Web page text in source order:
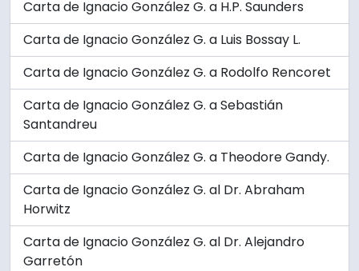
Carta de Ignacio González G. a H.P. Saunders
Carta de Ignacio González G. a Luis Bossay L.
Carta de Ignacio González G. a Rodolfo Rencoret
Carta de Ignacio González G. a Sebastián
Santandreu
Carta de Ignacio González G. a Theodore Gandy.
Carta de Ignacio González G. al Dr. Abraham
Horwitz
Carta de Ignacio González G. al Dr. Alejandro
Garretón